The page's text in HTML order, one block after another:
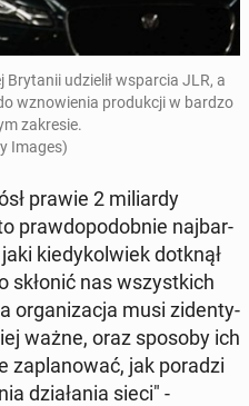
Bry­ta­nii udzie­lił wspar­cia JLR, a
wzno­wie­nia pro­duk­cji w bardzo
za­kre­sie.
Images)
prawie 2 mi­liar­dy
praw­do­po­dob­nie naj­bar­
kie­dy­kol­wiek dotknął
skłonić nas wszyst­kich
or­ga­ni­za­cja musi zi­den­ty­
ważne, oraz sposoby ich
za­pla­no­wać, jak poradzi
dzia­ła­nia sieci" -